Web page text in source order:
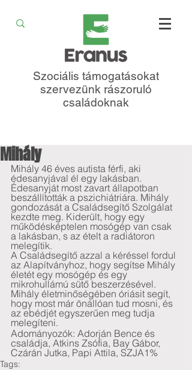
Szociális támogatásokat
szervezünk rászoruló
családoknak
Mihály
Mihály 46 éves autista férfi, aki
édesanyjával él egy lakásban.
Édesanyját most zavart állapotban
beszállították a pszichiátriára. Mihály
gondozását a Családsegítő Szolgálat
kezdte meg. Kiderült, hogy egy
működésképtelen mosógép van csak
a lakásban, s az ételt a radiátoron
melegítik.
A Családsegítő azzal a kéréssel fordul
az Alapítványhoz, hogy segítse Mihály
életét egy mosógép és egy
mikrohullámú sütő beszerzésével.
Mihály életminőségében óriásit segít,
hogy most már önállóan tud mosni, és
az ebédjét egyszerűen meg tudja
melegíteni.
Adományozók: Adorján Bence és
családja, Atkins Zsófia, Bay Gábor,
Czárán Jutka, Papi Attila, SZJA1%
Tags: